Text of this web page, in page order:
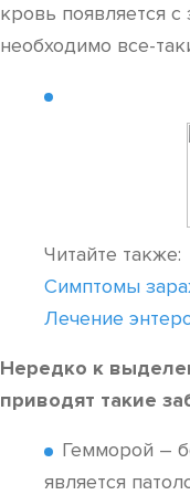
кровь появляется
необходимо все-
Читайте также:
Симптомы
Лечение
Нередко к
приводят такие
Гемморой –
является